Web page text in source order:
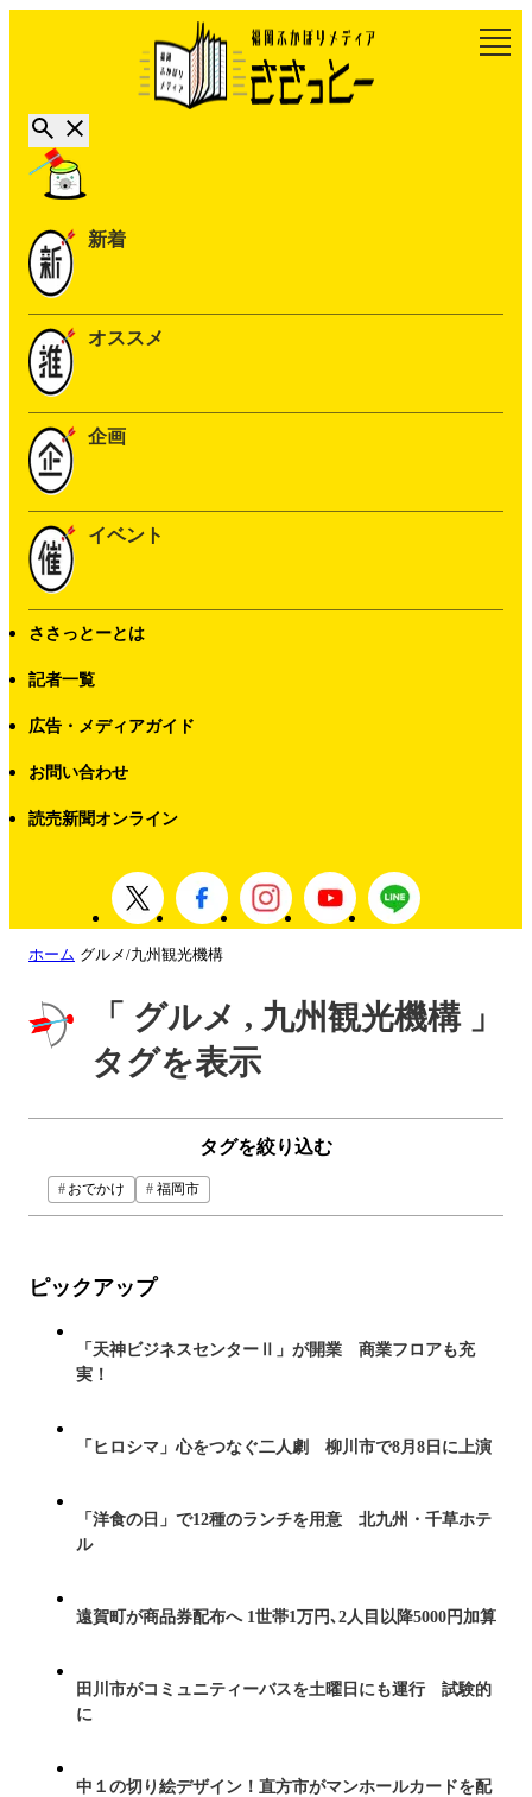
新着
オススメ
企画
イベント
ささっとーとは
記者一覧
広告・メディアガイド
お問い合わせ
読売新聞オンライン
ホーム グルメ/九州観光機構
「 グルメ , 九州観光機構 」
タグを表示
タグを絞り込む
おでかけ 福岡市
ピックアップ
「天神ビジネスセンターⅡ」が開業 商業フロアも充
実！
「ヒロシマ」心をつなぐ二人劇 柳川市で8月8日に上演
「洋食の日」で12種のランチを用意 北九州・千草ホテ
ル
遠賀町が商品券配布へ 1世帯1万円､2人目以降5000円加算
田川市がコミュニティーバスを土曜日にも運行 試験的
に
中１の切り絵デザイン！直方市がマンホールカードを配